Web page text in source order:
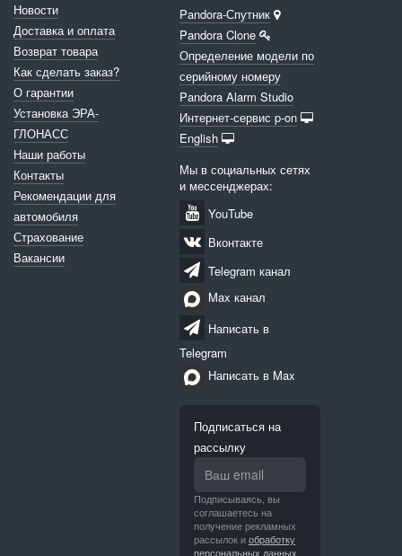
Новости
Доставка и оплата
Возврат товара
Как сделать заказ?
О гарантии
Установка ЭРА-
ГЛОНАСС
Наши работы
Контакты
Рекомендации для
автомобиля
Страхование
Вакансии
Pandora-Спутник
Pandora Clone
Определение модели по
серийному номеру
Pandora Alarm Studio
Интернет-сервис p-on
English
Мы в социальных сетях
и мессенджерах:
YouTube
Вконтакте
Telegram канал
Max канал
Написать в
Telegram
Написать в Max
Подписаться на
рассылку
Подписываясь, вы
соглашаетесь на
получение рекламных
рассылок иобработку
персональных данных